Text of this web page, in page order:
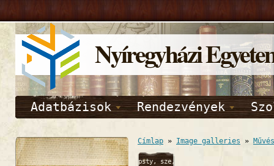
Nyíregyházi
Adatbázisok Rendezvények
Címlap » Image galleries »
psty, sze,